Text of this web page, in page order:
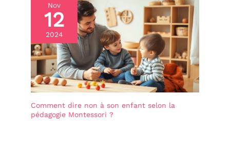
Nov
12
2024
Comment dire non à son enfant selon la
pédagogie Montessori ?